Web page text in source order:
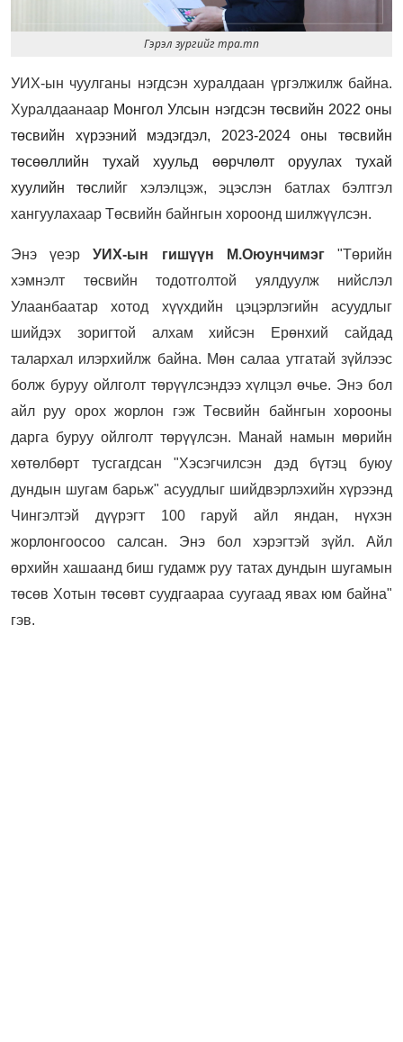
Гэрэл зургийг mpa.mn
УИХ-ын чуулганы нэгдсэн хуралдаан үргэлжилж байна.
Хуралдаанаар Монгол Улсын нэгдсэн төсвийн 2022 оны
төсвийн хүрээний мэдэгдэл, 2023-2024 оны төсвийн
төсөөллийн тухай хуульд өөрчлөлт оруулах тухай
хуулийн төслийг хэлэлцэж, эцэслэн батлах бэлтгэл
хангуулахаар Төсвийн байнгын хороонд шилжүүлсэн.
Энэ үеэрУИХ-ын гишүүн М.Оюунчимэг"Төрийн
хэмнэлт төсвийн тодотголтой уялдуулж нийслэл
Улаанбаатар хотод хүүхдийн цэцэрлэгийн асуудлыг
шийдэх зоригтой алхам хийсэн Ерөнхий сайдад
талархал илэрхийлж байна. Мөн салаа утгатай зүйлээс
болж буруу ойлголт төрүүлсэндээ хүлцэл өчье. Энэ бол
айл руу орох жорлон гэж Төсвийн байнгын хорооны
дарга буруу ойлголт төрүүлсэн. Манай намын мөрийн
хөтөлбөрт тусгагдсан "Хэсэгчилсэн дэд бүтэц буюу
дундын шугам барьж" асуудлыг шийдвэрлэхийн хүрээнд
Чингэлтэй дүүрэгт 100 гаруй айл яндан, нүхэн
жорлонгоосоо салсан. Энэ бол хэрэгтэй зүйл. Айл
өрхийн хашаанд биш гудамж руу татах дундын шугамын
төсөв Хотын төсөвт суудгаараа суугаад явах юм байна"
гэв.